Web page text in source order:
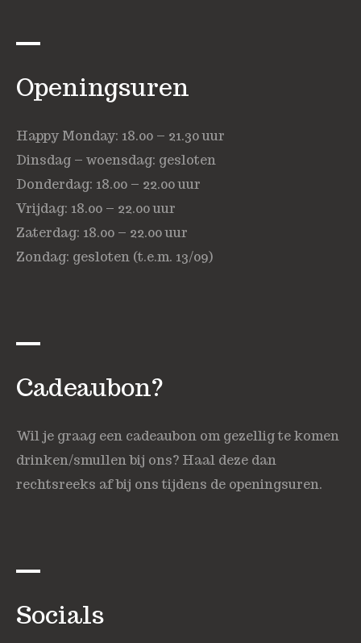
Openingsuren
Happy Monday: 18.00 – 21.30 uur
Dinsdag – woensdag: gesloten
Donderdag: 18.00 – 22.00 uur
Vrijdag: 18.00 – 22.00 uur
Zaterdag: 18.00 – 22.00 uur
Zondag: gesloten (t.e.m. 13/09)
Cadeaubon?
Wil je graag een cadeaubon om gezellig te komen
drinken/smullen bij ons? Haal deze dan
rechtsreeks af bij ons tijdens de openingsuren.
Socials